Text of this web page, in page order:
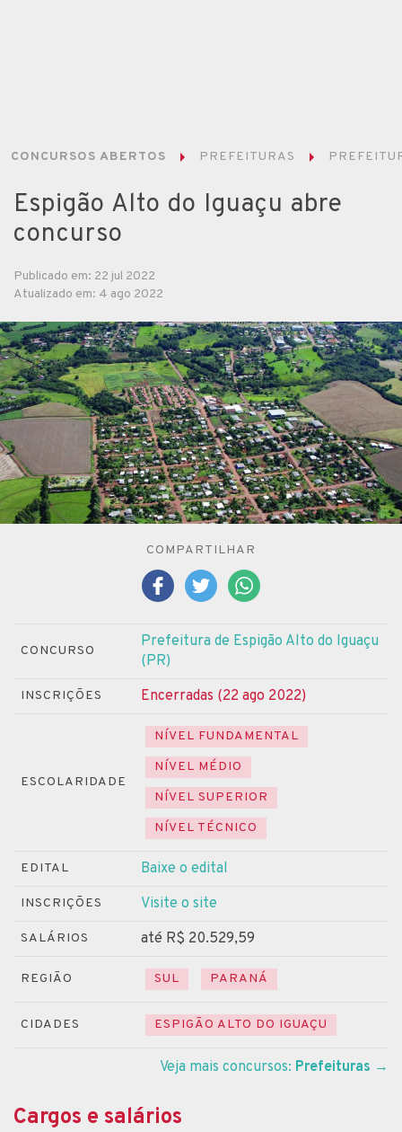
CONCURSOS ABERTOS PREFEITURAS
Espigão Alto do Iguaçu abre
concurso
Publicado em: 22 jul 2022
Atualizado em: 4 ago 2022
COMPARTILHAR
CONCURSO
Prefeitura de Espigão Alto do Iguaçu
(PR)
INSCRIÇÕES Encerradas (22 ago 2022)
ESCOLARIDADE
NÍVEL FUNDAMENTAL
NÍVEL MÉDIO
NÍVEL SUPERIOR
NÍVEL TÉCNICO
EDITAL Baixe o edital
INSCRIÇÕES Visite o site
SALÁRIOS até R$ 20.529,59
REGIÃO SUL PARANÁ
CIDADES ESPIGÃO ALTO DO IGUAÇU
Veja mais concursos: Prefeituras →
Cargos e salários